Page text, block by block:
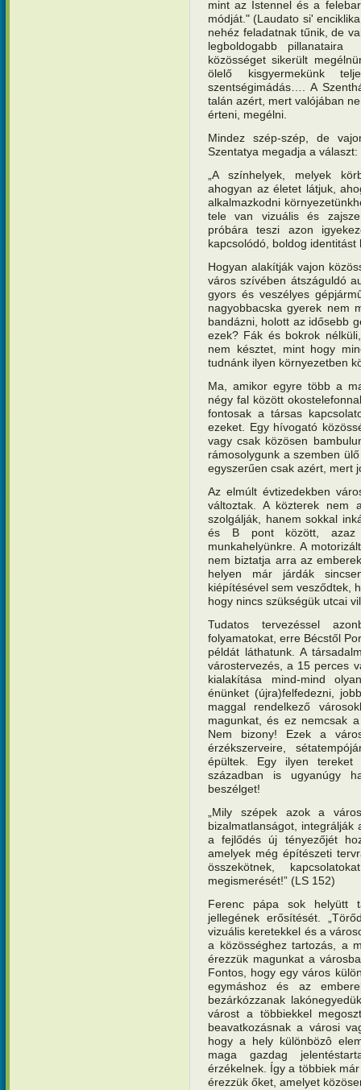
mint az Istennel és a
módját." (Laudato si'
nehéz feladatnak tűnik, de
legboldogabb
közösséget sikerült
ölelő kisgyermekünk
szentségimádás…. A
talán azért, mert valójában
érteni, megélni.
Mindez szép-szép, de
Szentatya megadja a választ:
„A színhelyek, melyek
ahogyan az életet látjuk,
alkalmazkodni
tele van vizuális és
próbára teszi azon
kapcsolódó, boldog
Hogyan alakítják vajon
város szívében átszáguldó
gyors és veszélyes
nagyobbacska gyerek nem
bandázni, holott az idősebb
ezek? Fák és bokrok
nem késztet, mint hogy
tudnánk ilyen környezetben
Ma, amikor egyre több a
négy fal között
fontosak a társas
ezeket. Egy hívogató
vagy csak közösen
rámosolygunk a szemben
egyszerűen csak azért, mert
Az elmúlt évtizedekben
változtak. A közterek nem
szolgálják, hanem sokkal
és B pont között, azaz
munkahelyünkre. A
nem biztatja arra az
helyen már járdák
kiépítésével sem vesződtek,
hogy nincs szükségük utcai
Tudatos tervezéssel
folyamatokat, erre Bécstől
példát láthatunk. A
várostervezés, a 15 perces
kialakítása mind-mind
énünket (újra)felfedezni,
maggal rendelkező
magunkat, és ez nemcsak
Nem bizony! Ezek a
érzékszerveire,
épültek. Egy ilyen
században is ugyanúgy
beszélget!
„Mily szépek azok a
bizalmatlanságot,
a fejlődés új tényezőjét
amelyek még építészeti
összekötnek,
megismerését!” (LS 152)
Ferenc pápa sok helyütt
jellegének erősítését.
vizuális keretekkel és a
a közösséghez tartozás, a
érezzük magunkat a
Fontos, hogy egy város
egymáshoz és az
bezárkózzanak
várost a többiekkel
beavatkozásnak a városi
hogy a hely különbözô
maga gazdag
érzékelnek. Így a többiek
érezzük őket, amelyet